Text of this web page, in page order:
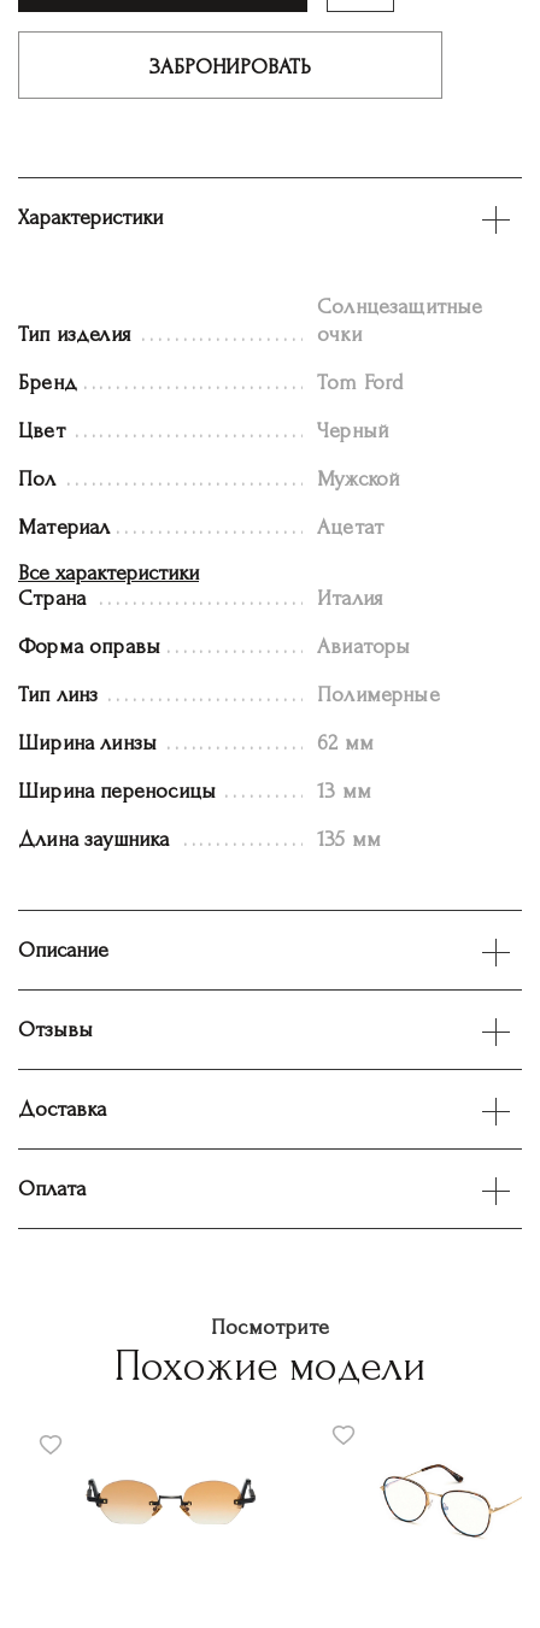
ЗАБРОНИРОВАТЬ
Характеристики
Тип изделия
Солнцезащитные
очки
Бренд Tom Ford
Цвет Черный
Пол Мужской
Материал
Ацетат
Все характеристики
Страна
Италия
Форма оправы Авиаторы
Тип линз Полимерные
Ширина линзы 62 мм
Ширина переносицы 13 мм
Длина заушника 135 мм
Описание
Отзывы
Доставка
Оплата
Посмотрите
Похожие модели